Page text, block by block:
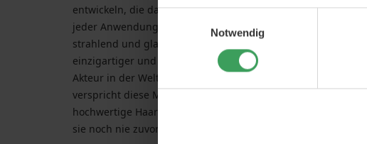
Einwilligungsauswahl
Notwendig
entwickeln, die das Haar bei
jeder Anwendung natürlich
strahlend und glatt macht. Als
einzigartiger und innovativer
Akteur in der Welt der Haaröle
verspricht diese Marke
hochwertige Haarpflege, wie Sie
sie noch nie zuvor erlebt haben.